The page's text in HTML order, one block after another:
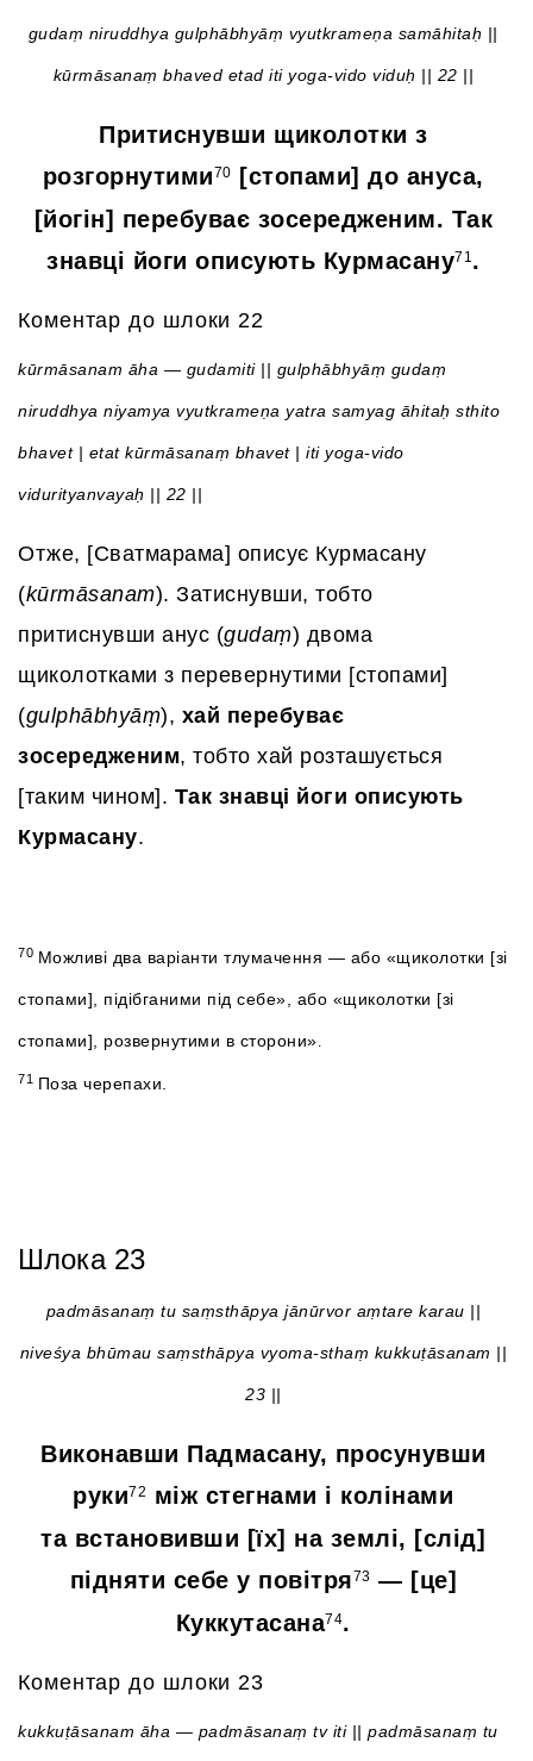
gudaṃ niruddhya gulphābhyāṃ vyutkrameṇa samāhitaḥ ||
kūrmāsanaṃ bhaved etad iti yoga-vido viduḥ || 22 ||
Притиснувши щиколотки з
розгорнутими70
[стопами] до ануса,
[йогін] перебуває зосередженим. Так
знавці йоги описують Курмасану71.
Коментар до шлоки 22
kūrmāsanam āha — gudamiti || gulphābhyāṃ gudaṃ
niruddhya niyamya vyutkrameṇa yatra samyag āhitaḥ sthito
bhavet | etat kūrmāsanaṃ bhavet | iti yoga-vido
vidurityanvayaḥ || 22 ||
Отже, [Сватмарама] описує Курмасану
(kūrmāsanam). Затиснувши, тобто
притиснувши анус (gudaṃ) двома
щиколотками з перевернутими [стопами]
(gulphābhyāṃ), хай перебуває
зосередженим, тобто хай розташується
[таким чином]. Так знавці йоги описують
Курмасану.
70 Можливі два варіанти тлумачення — або «щиколотки [зі
стопами], підібганими під себе», або «щиколотки [зі
стопами], розвернутими в сторони»
71 Поза черепахи.
Шлока 23
padmāsanaṃ tu saṃsthāpya jānūrvor aṃtare karau ||
niveśya bhūmau saṃsthāpya vyoma-sthaṃ kukkuṭāsanam ||
23 ||
Виконавши Падмасану, просунувши
руки72
між стегнами і колінами
та встановивши [їх] на землі, [слід]
підняти себе у повітря73 — [це]
Куккутасана74.
Коментар до шлоки 23
kukkuṭāsanam āha — padmāsanaṃ tv iti || padmāsanaṃ tu